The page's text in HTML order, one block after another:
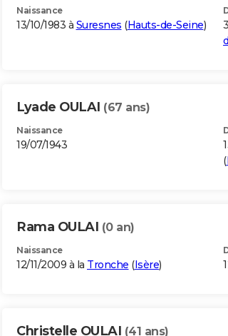
Naissance
13/10/1983 à Suresnes (Hauts-de-Seine)
Lyade OULAI (67 ans)
Naissance
19/07/1943
(
Rama OULAI (0 an)
Naissance
12/11/2009 à la Tronche (Isère)
Christelle OULAI (41 ans)